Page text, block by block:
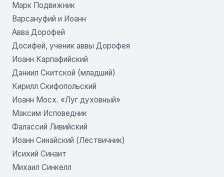
Марк Подвижник
Варсануфий и Иоанн
Авва Дорофей
Досифей, ученик аввы Дорофея
Иоанн Карпафийский
Даниил Скитской (младший)
Кирилл Скифопольский
Иоанн Мосх. «Луг духовный»
Максим Исповедник
Фалассий Ливийский
Иоанн Синайский (Лествичник)
Исихий Синаит
Михаил Синкелл